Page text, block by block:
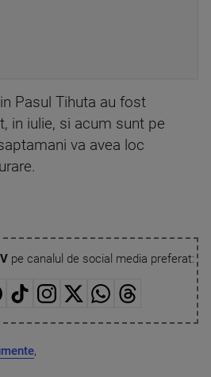
Pasul Tihuta au fost
in iulie, si acum sunt pe
va avea loc
pe canalul de social media preferat:
,